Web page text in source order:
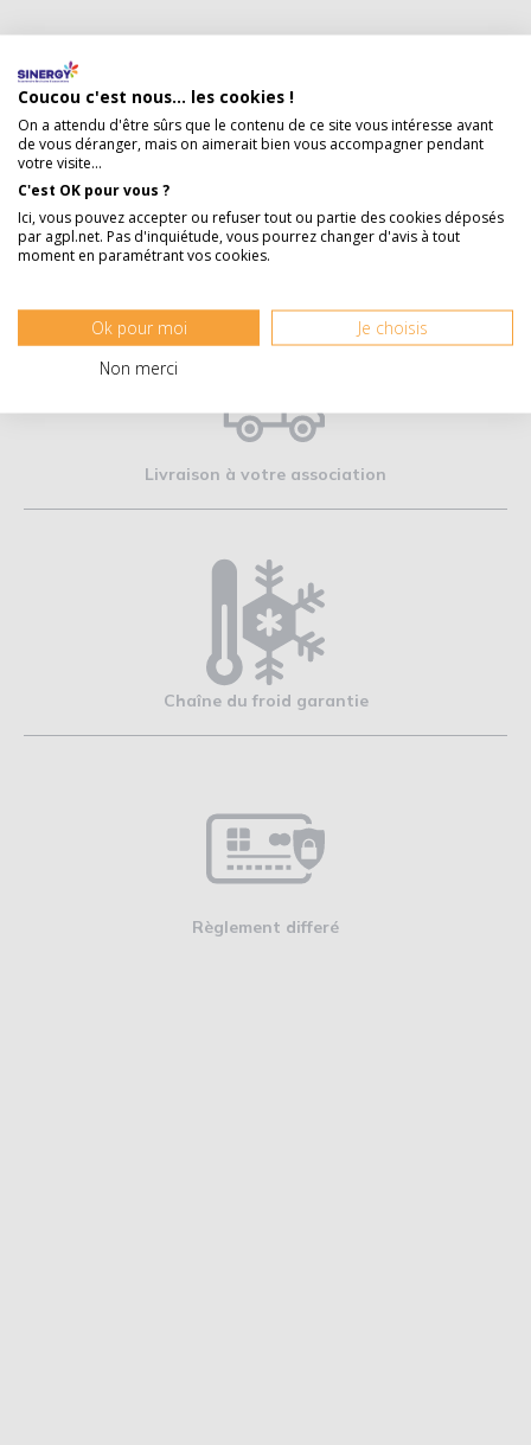
Produits locaux
Livraison à votre association
Chaîne du froid garantie
Règlement differé
Coucou c'est nous... les cookies !
On a attendu d'être sûrs que le contenu de ce site vous intéresse avant
de vous déranger, mais on aimerait bien vous accompagner pendant
votre visite...
C'est OK pour vous ?
Ici, vous pouvez accepter ou refuser tout ou partie des cookies déposés
par agpl.net. Pas d'inquiétude, vous pourrez changer d'avis à tout
moment en paramétrant vos cookies.
Ok pour moi
Je choisis
Non merci